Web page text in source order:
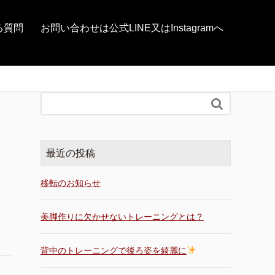
質問 お問い合わせは公式LINE又はInstagramへ

最近の投稿
移転のお知らせ
美脚作りに欠かせないトレーニングとは？
背中のトレーニングで後ろ姿を綺麗に